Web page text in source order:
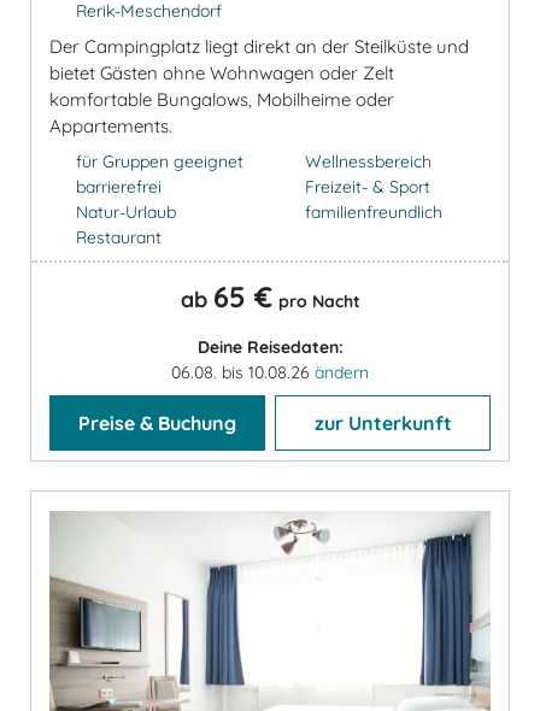
Rerik-Meschendorf
Der Campingplatz liegt direkt an der Steilküste und
bietet Gästen ohne Wohnwagen oder Zelt
komfortable Bungalows, Mobilheime oder
Appartements.
für Gruppen geeignet
barrierefrei
Natur-Urlaub
Restaurant
Wellnessbereich
Freizeit- & Sport
familienfreundlich
ab 65 € pro Nacht
Deine Reisedaten:
06.08. bis 10.08.26 ändern
Preise & Buchung zur Unterkunft